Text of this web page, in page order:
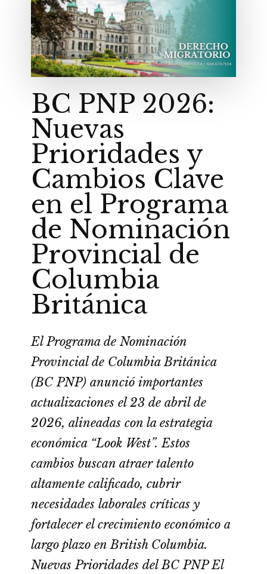
BC PNP 2026:
Nuevas
Prioridades y
Cambios Clave
en el Programa
de Nominación
Provincial de
Columbia
Británica
El Programa de Nominación
Provincial de Columbia Británica
(BC PNP) anunció importantes
actualizaciones el 23 de abril de
2026, alineadas con la estrategia
económica “Look West”. Estos
cambios buscan atraer talento
altamente calificado, cubrir
necesidades laborales críticas y
fortalecer el crecimiento económico a
largo plazo en British Columbia.
Nuevas Prioridades del BC PNP El